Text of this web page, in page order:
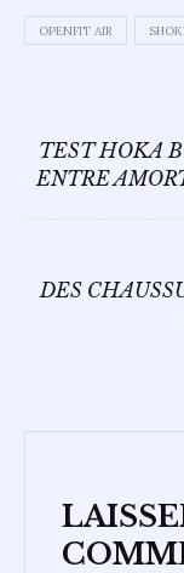
OPENFIT AIR
de
l’article
TEST HOKA
ENTRE
DES